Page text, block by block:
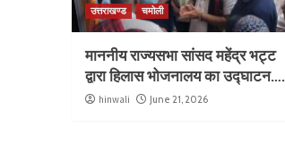
उत्तराखण्ड चमोली
माननीय राज्यसभा सांसद महेंद्र भट्ट
द्वारा हिलास भोजनालय का उद्घाटन….
hinwali June 21, 2026